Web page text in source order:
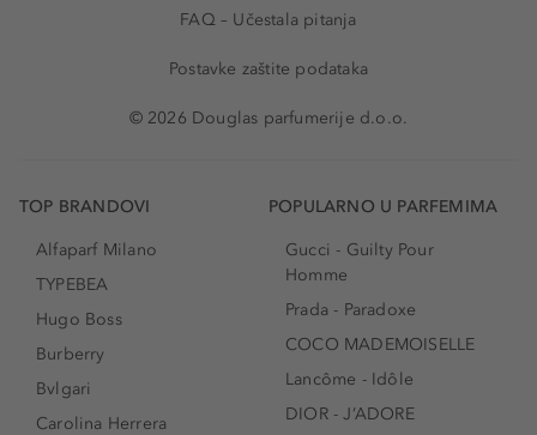
FAQ – Učestala pitanja
Postavke zaštite podataka
© 2026 Douglas parfumerije d.o.o.
TOP BRANDOVI
Alfaparf Milano
TYPEBEA
Hugo Boss
Burberry
Bvlgari
Carolina Herrera
POPULARNO U PARFEMIMA
Gucci - Guilty Pour
Homme
Prada - Paradoxe
COCO MADEMOISELLE
Lancôme - Idôle
DIOR - J’ADORE